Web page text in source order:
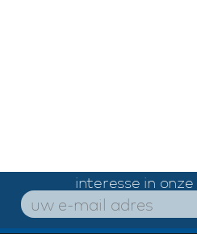
interesse in